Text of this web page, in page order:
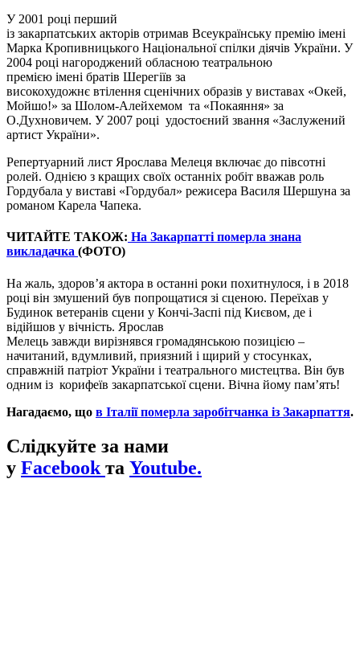
У 2001 році перший
із закарпатських акторів отримав Всеукраїнську премію імені
Марка Кропивницького Національної спілки діячів України. У
2004 році нагороджений обласною театральною
премією імені братів Шерегіїв за
високохудожнє втілення сценічних образів у виставах «Окей,
Мойшо!» за Шолом-Алейхемом та «Покаяння» за
О.Духновичем. У 2007 році удостоєний звання «Заслужений
артист України».
Репертуарний лист Ярослава Мелеця включає до півсотні
ролей. Однією з кращих своїх останніх робіт вважав роль
Гордубала у виставі «Гордубал» режисера Василя Шершуна за
романом Карела Чапека.
ЧИТАЙТЕ ТАКОЖ: На Закарпатті померла знана
викладачка (ФОТО)
На жаль, здоров’я актора в останні роки похитнулося, і в 2018
році він змушений був попрощатися зі сценою. Переїхав у
Будинок ветеранів сцени у Кончі-Заспі під Києвом, де і
відійшов у вічність. Ярослав
Мелець завжди вирізнявся громадянською позицією –
начитаний, вдумливий, приязний і щирий у стосунках,
справжній патріот України і театрального мистецтва. Він був
одним із корифеїв закарпатської сцени. Вічна йому пам’ять!
Нагадаємо, що в Італії померла заробітчанка із Закарпаття.
Слідкуйте за нами
у Facebook та Youtube.